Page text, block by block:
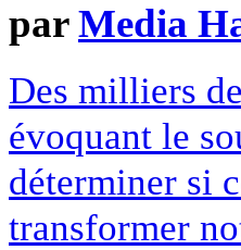
parMedia
Des milliers
évoquant le
déterminer si
transformer